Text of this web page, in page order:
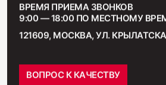
ВРЕМЯ ПРИЕМА ЗВОНКОВ
9:00 — 18:00 ПО МЕСТНОМУ
121609, МОСКВА, УЛ.
ВОПРОС К КАЧЕСТВУ